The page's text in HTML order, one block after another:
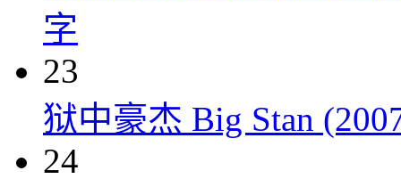
字
23
狱中豪杰 Big Stan
24